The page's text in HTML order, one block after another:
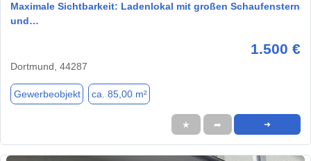
Maximale Sichtbarkeit: Ladenlokal mit großen Schaufenstern
und…
1.500 €
Dortmund, 44287
Gewerbeobjekt ca. 85,00 m²
★ ➦ ➜